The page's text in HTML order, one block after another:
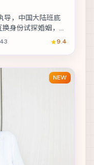
导，中国大陆班底
身份试探婚姻，却
政民、胡歌、舒9.4
NEW